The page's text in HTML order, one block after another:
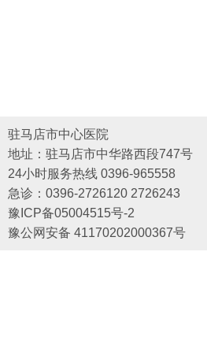
驻马店市中心医院
地址：驻马店市中华路西段747号
24小时服务热线 0396-965558
急诊：0396-2726120 2726243
豫ICP备05004515号-2
豫公网安备 41170202000367号